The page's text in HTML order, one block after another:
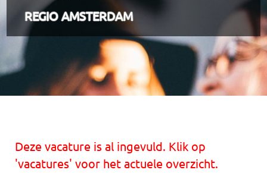
REGIO AMSTERDAM
Deze vacature is al ingevuld. Klik op
'vacatures' voor het actuele overzicht.